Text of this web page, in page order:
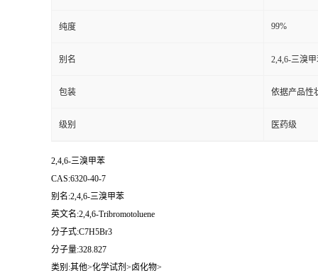
纯度 99%
别名 2,4,6-三溴
包装 依据产品性
级别 医药级
2,4,6-三溴甲苯
CAS:6320-40-7
别名:2,4,6-三溴甲苯
英文名:2,4,6-Tribromotoluene
分子式:C7H5Br3
分子量:328.827
类别:其他>化学试剂>卤化物>